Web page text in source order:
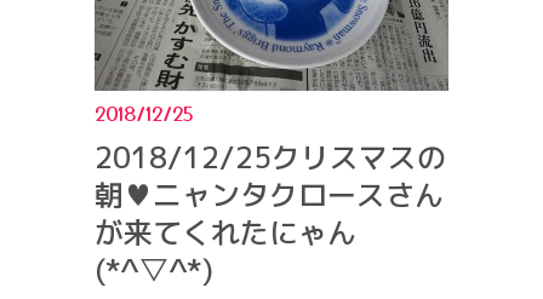
2018/12/25
2018/12/25クリスマスの
朝♥ニャンタクロースさん
が来てくれたにゃん
(*^▽^*)